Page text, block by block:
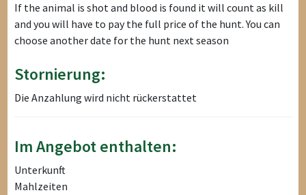
If the animal is shot and blood is found it will count as kill
and you will have to pay the full price of the hunt. You can
choose another date for the hunt next season
Stornierung:
Die Anzahlung wird nicht rückerstattet
Im Angebot enthalten:
Unterkunft
Mahlzeiten